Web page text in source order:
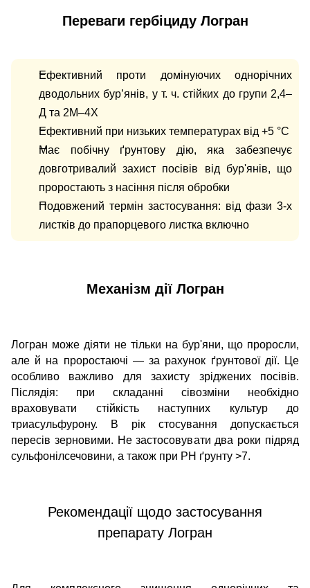
Переваги гербіциду Логран
Ефективний проти домінуючих однорічних
дводольних бур’янів, у т. ч. стійких до групи 2,4–
Д та 2М–4Х
Ефективний при низьких температурах від +5 °С
Має побічну ґрунтову дію, яка забезпечує
довготривалий захист посівів від бур'янів, що
проростають з насіння після обробки
Подовжений термін застосування: від фази 3-х
листків до прапорцевого листка включно
Механізм дії Логран
Логран може діяти не тільки на бур'яни, що проросли,
але й на проростаючі — за рахунок ґрунтової дії. Це
особливо важливо для захисту зріджених посівів.
Післядія: при складанні сівозміни необхідно
враховувати стійкість наступних культур до
триасульфурону. В рік стосування допускається
пересів зерновими. Не застосовувати два роки підряд
сульфонілсечовини, а також при PH ґрунту >7.
Рекомендації щодо застосування
препарату Логран